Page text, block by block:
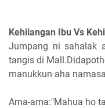
Kehilangan Ibu Vs
Jumpang ni sahalak
tangis di
manukkun aha
Ama-ama:"Mahua ho